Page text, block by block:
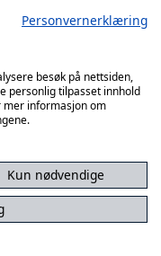
Personvernerklæring
besøk på nettsiden,
personlig tilpasset innhold
mer informasjon om
Kun nødvendige